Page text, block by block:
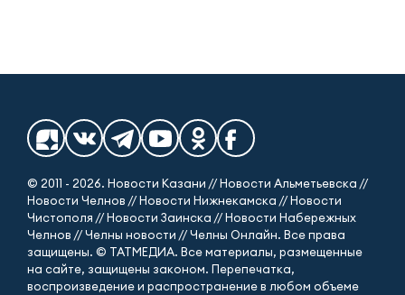
© 2011 - 2026. Новости Казани // Новости Альметьевска //
Новости Челнов // Новости Нижнекамска // Новости
Чистополя // Новости Заинска // Новости Набережных
Челнов // Челны новости // Челны Онлайн. Все права
защищены. © ТАТМЕДИА. Все материалы, размещенные
на сайте, защищены законом. Перепечатка,
воспроизведение и распространение в любом объеме